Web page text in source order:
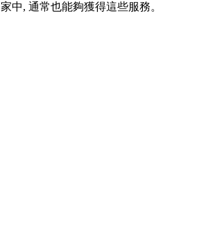
家中, 通常也能夠獲得這些服務。